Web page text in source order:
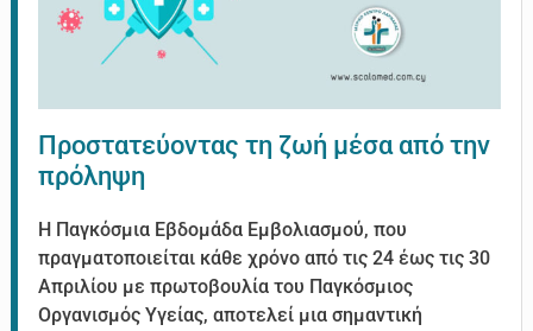
Προστατεύοντας τη ζωή μέσα από την
πρόληψη
Η Παγκόσμια Εβδομάδα Εμβολιασμού, που
πραγματοποιείται κάθε χρόνο από τις 24 έως τις 30
Απριλίου με πρωτοβουλία του Παγκόσμιος
Οργανισμός Υγείας, αποτελεί μια σημαντική